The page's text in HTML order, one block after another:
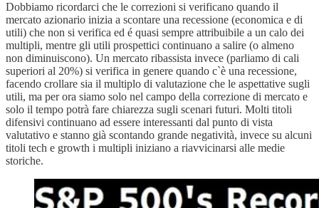
Dobbiamo ricordarci che le correzioni si verificano quando il
mercato azionario inizia a scontare una recessione (economica e di
utili) che non si verifica ed é quasi sempre attribuibile a un calo dei
multipli, mentre gli utili prospettici continuano a salire (o almeno
non diminuiscono). Un mercato ribassista invece (parliamo di cali
superiori al 20%) si verifica in genere quando c`è una recessione,
facendo crollare sia il multiplo di valutazione che le aspettative sugli
utili, ma per ora siamo solo nel campo della correzione di mercato e
solo il tempo potrà fare chiarezza sugli scenari futuri. Molti titoli
difensivi continuano ad essere interessanti dal punto di vista
valutativo e stanno già scontando grande negatività, invece su alcuni
titoli tech e growth i multipli iniziano a riavvicinarsi alle medie
storiche.